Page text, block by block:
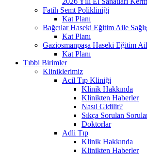
Fatih Semt Polikliniği
Kat Planı
Bağcılar Haseki Eğitim Aile
Kat Planı
Gaziosmanpaşa Haseki Eğitim
Kat Planı
Tıbbi Birimler
Kliniklerimiz
Acil Tıp Kliniği
Klinik Hakkında
Klinikten Haberler
Nasıl Gidilir?
Sıkça Sorulan
Doktorlar
Adli Tıp
Klinik Hakkında
Klinikten Haberler